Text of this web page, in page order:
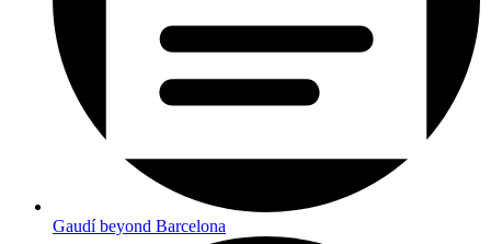
Gaudí beyond Barcelona